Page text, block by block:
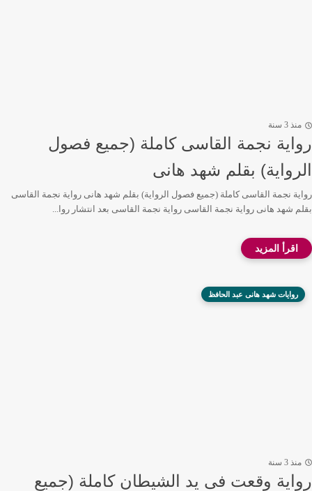
منذ 3 سنة
رواية نجمة القاسى كاملة (جميع فصول
الرواية) بقلم شهد هانى
رواية نجمة القاسى كاملة (جميع فصول الرواية) بقلم شهد هانى رواية نجمة القاسى
بقلم شهد هانى رواية نجمة القاسى رواية نجمة القاسى بعد انتشار روا...
روايات شهد هانى عبد الحافظ
منذ 3 سنة
رواية وقعت فى يد الشيطان كاملة (جميع